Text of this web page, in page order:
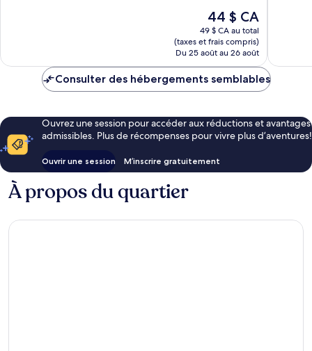
Le
prix
est
de
44 $ CA
44 $ CA
49 $ CA au total
(taxes et frais compris)
Du 25 août au 26 août
Consulter des hébergements semblables
Ouvrez une session pour accéder aux réductions et avantages
admissibles. Plus de récompenses pour vivre plus d’aventures!
Ouvrir une session M’inscrire gratuitement
À propos du quartier